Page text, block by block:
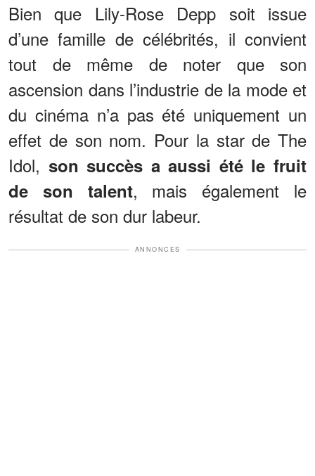
Bien que Lily-Rose Depp soit issue
d’une famille de célébrités, il convient
tout de même de noter que son
ascension dans l’industrie de la mode et
du cinéma n’a pas été uniquement un
effet de son nom. Pour la star de The
Idol, son succès a aussi été le fruit
de son talent, mais également le
résultat de son dur labeur.
ANNONCES